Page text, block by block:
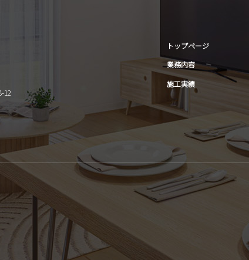
トップページ
業務内容
施工実績
12